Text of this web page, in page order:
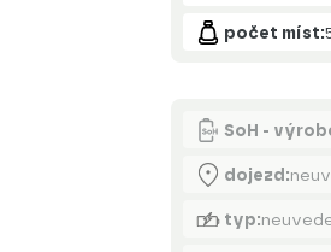
počet míst:
SoH -
dojezd:
typ: